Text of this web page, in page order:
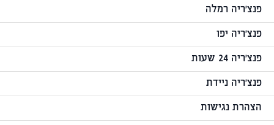
פנצ'ריה רמלה
פנצ'ריה יפו
פנצ'ריה 24 שעות
פנצ'ריה ניידת
הצהרת נגישות